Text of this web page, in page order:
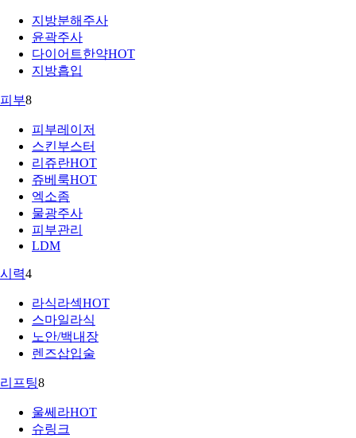
지방분해주사
윤곽주사
다이어트한약HOT
지방흡입
피부8
피부레이저
스킨부스터
리쥬란HOT
쥬베룩HOT
엑소좀
물광주사
피부관리
LDM
시력4
라식라섹HOT
스마일라식
노안/백내장
렌즈삽입술
리프팅8
울쎄라HOT
슈링크